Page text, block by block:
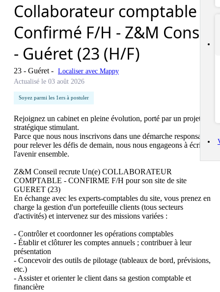
Collaborateur comptable -
Confirmé F/H - Z&M Conseil
- Guéret (23 (H/F)
23 - Guéret - Localiser avec Mappy
Actualisé le 03 août 2026
Soyez parmi les 1ers à postuler
Rejoignez un cabinet en pleine évolution, porté par un projet
stratégique stimulant.
Parce que nous nous inscrivons dans une démarche responsable
pour relever les défis de demain, nous nous engageons à écrire
l'avenir ensemble.
Z&M Conseil recrute Un(e) COLLABORATEUR
COMPTABLE - CONFIRME F/H pour son site de site
GUERET (23)
En échange avec les experts-comptables du site, vous prenez en
charge la gestion d'un portefeuille clients (tous secteurs
d'activités) et intervenez sur des missions variées :
- Contrôler et coordonner les opérations comptables
- Établir et clôturer les comptes annuels ; contribuer à leur
présentation
- Concevoir des outils de pilotage (tableaux de bord, prévisions,
etc.)
- Assister et orienter le client dans sa gestion comptable et
financière